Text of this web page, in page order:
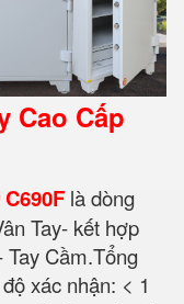
Cao Cấp
là dòng
Tay- kết hợp
Cầm.Tổng
xác nhận: < 1